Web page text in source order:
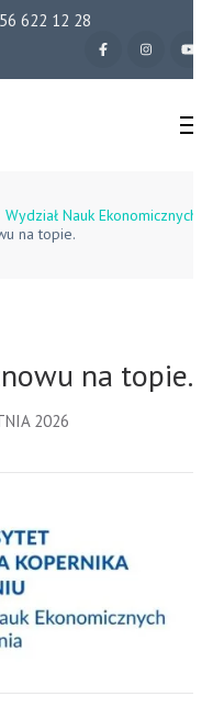
56 622 12 28
w
Wydział Nauk Ekonomicznych i
na topie.
na topie.
2026